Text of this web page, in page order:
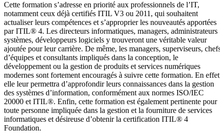
Cette formation s’adresse en priorité aux professionnels de l’IT,
notamment ceux déjà certifiés ITIL V3 ou 2011, qui souhaitent
actualiser leurs compétences et s’approprier les nouveautés apportées
par ITIL® 4. Les directeurs informatiques, managers, administrateurs
systèmes, développeurs logiciels y trouveront une véritable valeur
ajoutée pour leur carrière. De même, les managers, superviseurs,
d’équipes et consultants impliqués dans la conception, le
développement ou la gestion de produits et services numériques
modernes sont fortement encouragés à suivre cette formation. En
elle leur permettra d’approfondir leurs connaissances dans la gestion
des systèmes d’information, conformément aux normes ISO/IEC
20000 et ITIL®. Enfin, cette formation est également pertinente pour
toute personne impliquée dans la gestion et la fourniture de services
informatiques et désireuse d’obtenir la certification ITIL® 4
Foundation.